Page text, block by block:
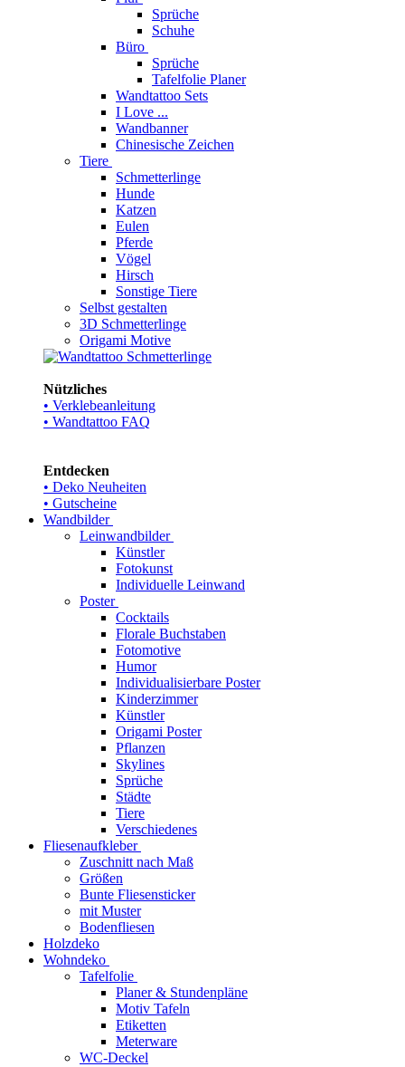
Sprüche
Schuhe
Büro
Sprüche
Tafelfolie Planer
Wandtattoo Sets
I Love ...
Wandbanner
Chinesische Zeichen
Tiere
Schmetterlinge
Hunde
Katzen
Eulen
Pferde
Vögel
Hirsch
Sonstige Tiere
Selbst gestalten
3D Schmetterlinge
Origami Motive
Nützliches
• Verklebeanleitung
• Wandtattoo FAQ
Entdecken
• Deko Neuheiten
• Gutscheine
Wandbilder
Leinwandbilder
Künstler
Fotokunst
Individuelle Leinwand
Poster
Cocktails
Florale Buchstaben
Fotomotive
Humor
Individualisierbare Poster
Kinderzimmer
Künstler
Origami Poster
Pflanzen
Skylines
Sprüche
Städte
Tiere
Verschiedenes
Fliesenaufkleber
Zuschnitt nach Maß
Größen
Bunte Fliesensticker
mit Muster
Bodenfliesen
Holzdeko
Wohndeko
Tafelfolie
Planer & Stundenpläne
Motiv Tafeln
Etiketten
Meterware
WC-Deckel